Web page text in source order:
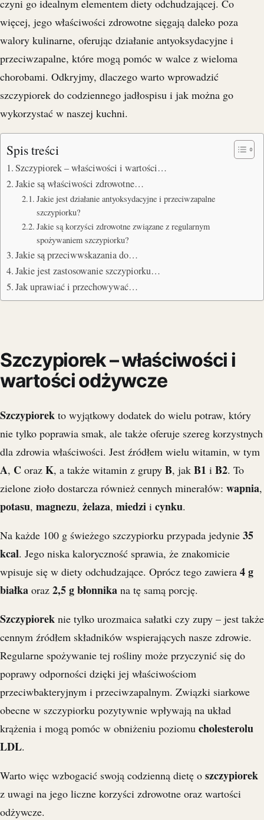
czyni go idealnym elementem diety odchudzającej. Co
więcej, jego właściwości zdrowotne sięgają daleko poza
walory kulinarne, oferując działanie antyoksydacyjne i
przeciwzapalne, które mogą pomóc w walce z wieloma
chorobami. Odkryjmy, dlaczego warto wprowadzić
szczypiorek do codziennego jadłospisu i jak można go
wykorzystać w naszej kuchni.
Spis treści
Szczypiorek – właściwości i wartości…
Jakie są właściwości zdrowotne…
Jakie jest działanie antyoksydacyjne i przeciwzapalne
szczypiorku?
Jakie są korzyści zdrowotne związane z regularnym
spożywaniem szczypiorku?
Jakie są przeciwwskazania do…
Jakie jest zastosowanie szczypiorku…
Jak uprawiać i przechowywać…
Szczypiorek – właściwości i
wartości odżywcze
Szczypiorek to wyjątkowy dodatek do wielu potraw, który
nie tylko poprawia smak, ale także oferuje szereg korzystnych
dla zdrowia właściwości. Jest źródłem wielu witamin, w tym
A, C oraz K, a także witamin z grupy B, jak B1 i B2. To
zielone zioło dostarcza również cennych minerałów: wapnia,
potasu, magnezu, żelaza, miedzi i cynku.
Na każde 100 g świeżego szczypiorku przypada jedynie 35
kcal. Jego niska kaloryczność sprawia, że znakomicie
wpisuje się w diety odchudzające. Oprócz tego zawiera 4 g
białka oraz 2,5 g błonnika na tę samą porcję.
Szczypiorek nie tylko urozmaica sałatki czy zupy – jest także
cennym źródłem składników wspierających nasze zdrowie.
Regularne spożywanie tej rośliny może przyczynić się do
poprawy odporności dzięki jej właściwościom
przeciwbakteryjnym i przeciwzapalnym. Związki siarkowe
obecne w szczypiorku pozytywnie wpływają na układ
krążenia i mogą pomóc w obniżeniu poziomu cholesterolu
LDL.
Warto więc wzbogacić swoją codzienną dietę o szczypiorek
z uwagi na jego liczne korzyści zdrowotne oraz wartości
odżywcze.